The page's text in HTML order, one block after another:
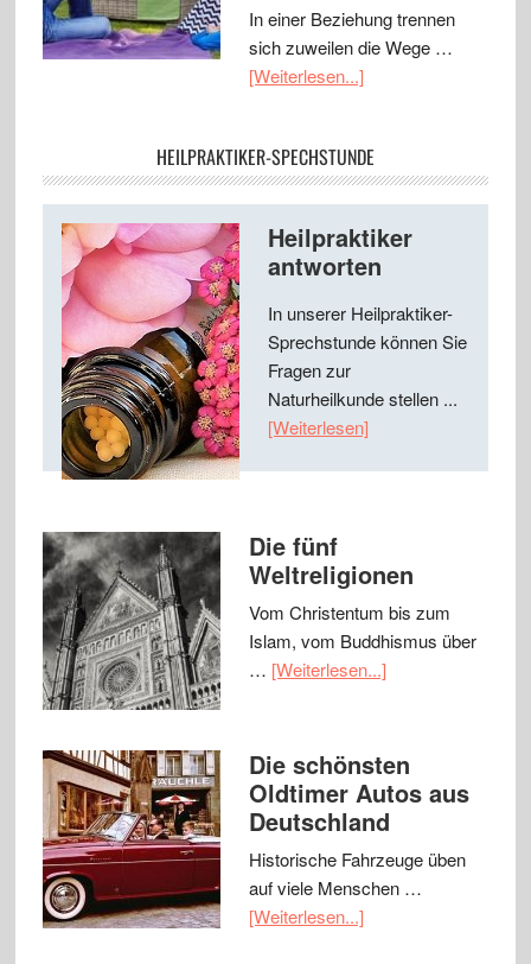
In einer Beziehung trennen
sich zuweilen die Wege …
[Weiterlesen...]
HEILPRAKTIKER-SPECHSTUNDE
Heilpraktiker
antworten
In unserer Heilpraktiker-
Sprechstunde können Sie
Fragen zur
Naturheilkunde stellen ...
[Weiterlesen]
Die fünf
Weltreligionen
Vom Christentum bis zum
Islam, vom Buddhismus über
… [Weiterlesen...]
Die schönsten
Oldtimer Autos aus
Deutschland
Historische Fahrzeuge üben
auf viele Menschen …
[Weiterlesen...]